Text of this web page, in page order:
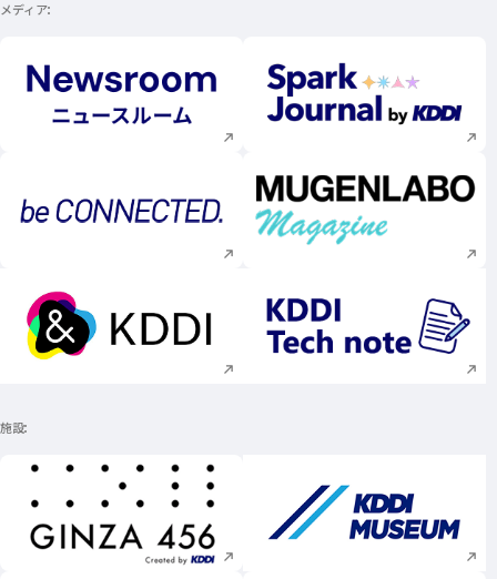
メディア
新規ウィンドウで開く 新規ウィンドウで
新規ウィンドウで開く 新規ウィンドウで
新規ウィンドウで開く 新規ウィンドウで
施設
新規ウィンドウで開く 新規ウィンドウで